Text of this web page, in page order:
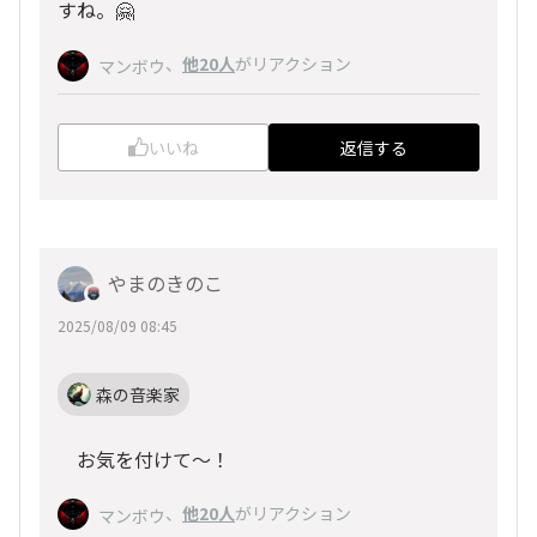
すね。🤗
マンボウ、 他20人がリアクション
いいね 返信する
やまのきのこ
2025/08/09 08:45
森の音楽家
お気を付けて〜！
マンボウ、 他20人がリアクション